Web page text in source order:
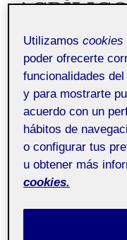
OTRAS COSAS
Mónica Méndez
Utilizamoscookies
poder ofrecerte
funcionalidades
y para mostrarte
acuerdo con un
hábitos de
o configurar tus
u obtener más
cookies.